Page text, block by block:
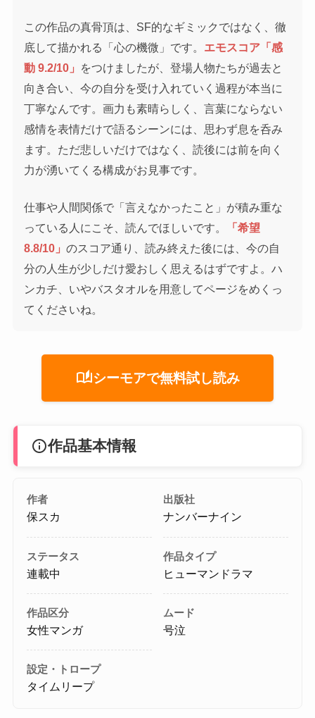
この作品の真骨頂は、SF的なギミックではなく、徹
底して描かれる「心の機微」です。 エモスコア「感
動 9.2/10」
をつけましたが、登場人物たちが過去と
向き合い、今の自分を受け入れていく過程が本当に
丁寧なんです。画力も素晴らしく、言葉にならない
感情を表情だけで語るシーンには、思わず息を呑み
ます。ただ悲しいだけではなく、読後には前を向く
力が湧いてくる構成がお見事です。
仕事や人間関係で「言えなかったこと」が積み重な
っている人にこそ、読んでほしいです。
「希望
8.8/10」のスコア通り、読み終えた後には、今の自
分の人生が少しだけ愛おしく思えるはずですよ。ハ
ンカチ、いやバスタオルを用意してページをめくっ
てくださいね。
auto_storiesシーモアで無料試し読み
info作品基本情報
作者
保スカ
出版社
ナンバーナイン
ステータス
連載中
作品タイプ
ヒューマンドラマ
作品区分
女性マンガ
ムード
号泣
設定・トロープ
タイムリープ